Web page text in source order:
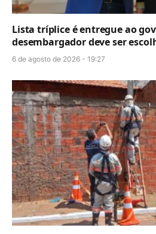
Lista tríplice é entregue ao
desembargador deve ser
6 de agosto de 2026 - 19:27